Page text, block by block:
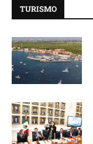
TURISMO